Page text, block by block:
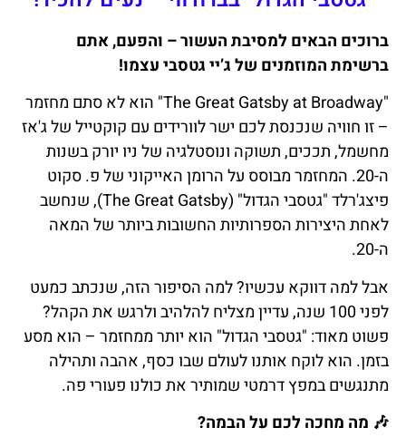
ברוכים הבאים למסיבת העשור – והפעם, אתם
ברשימת המוזמנים של ג’יי גטסבי עצמו!
"The Great Gatsby at Broadway" הוא לא סתם מחזמר
– זו חוויה שנכנסת לכם ישר לוורידים עם קוקטייל של ג'אז
מחשמל, תככים, תשוקה ונוסטלגיה של ניו יורק בשנות
ה-20. המחזמר מבוסס על הרומן האייקוני של פ. סקוט
פיצג'רלד "גטסבי הגדול" (The Great Gatsby), שנחשב
לאחת היצירות הספרותיות החשובות ביותר של המאה
ה-20.
אבל למה דווקא עכשיו? למה הסיפור הזה, שנכתב כמעט
לפני 100 שנה, עדיין מצליח להלהיב ולרגש את הקהל?
פשוט מאוד: "גטסבי הגדול" הוא יותר ממחזמר – הוא מסע
בזמן. הוא לוקח אותנו לעולם שבו כסף, אהבה ותהילה
מתנגשים במפץ דרמטי שמותיר את כולנו פעורי פה.
🎶 מה מחכהלכם עלהבמה?